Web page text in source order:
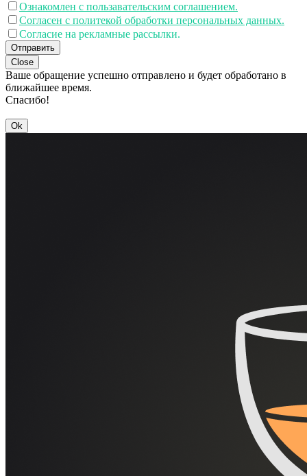
Ознакомлен с пользавательским соглашением.
Согласен с политекой обработки персональных данных.
Согласие на рекламные рассылки.
Отправить
Close
Ваше обращение успешно отправлено и будет обработано в
ближайшее время.
Спасибо!
Ok